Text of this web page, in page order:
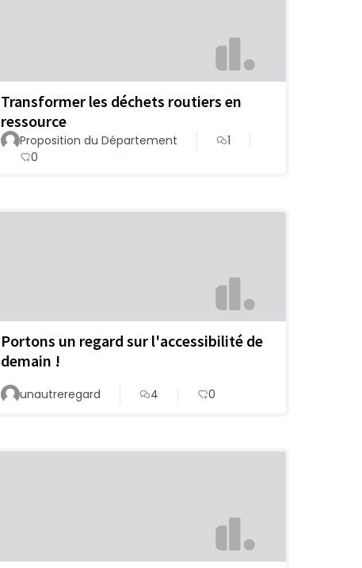
Transformer les déchets routiers en
ressource
Proposition du Département
1
0
Portons un regard sur l'accessibilité de
demain !
unautreregard 4 0